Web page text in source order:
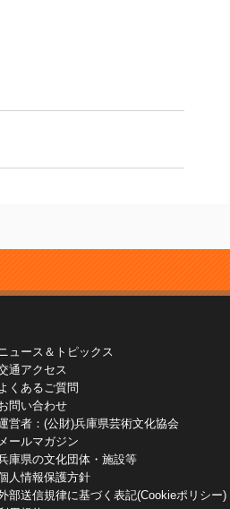
ュース＆トピックス
通アクセス
くあるご質問
問い合わせ
営者：(公財)兵庫県芸術文化協会
ールマガジン
庫県の文化団体・施設等
人情報保護方針
部送信規律に基づく表記(Cookieポリシー)